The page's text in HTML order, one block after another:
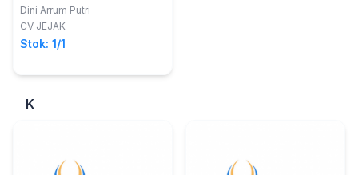
Dini Arrum Putri
CV JEJAK
Stok: 1/1
K